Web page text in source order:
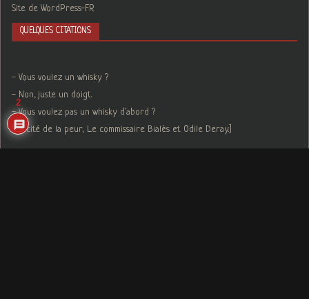
Site de WordPress-FR
QUELQUES CITATIONS
- Vous voulez un whisky ?
- Non, juste un doigt.
- Vous voulez pas un whisky d'abord ?
[La cité de la peur, Le commissaire Bialès et Odile Deray.]
2